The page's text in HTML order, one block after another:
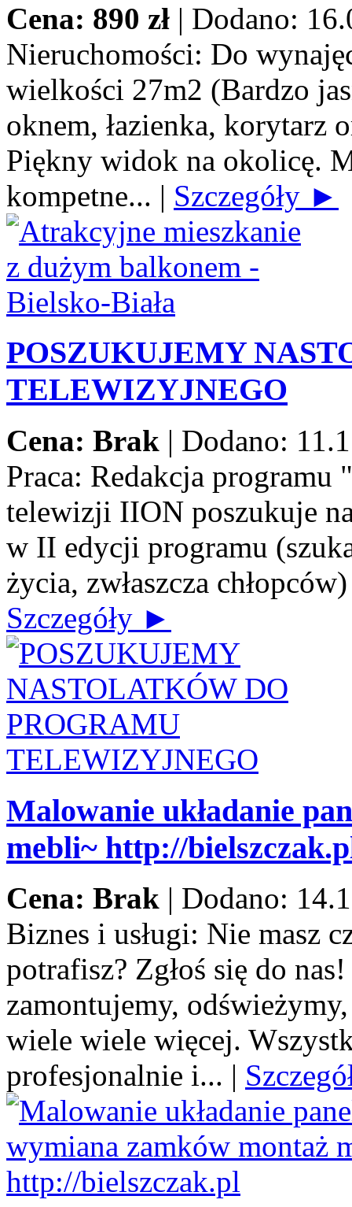
Cena: 890 zł | Dodano:
Nieruchomości: Do
wielkości 27m2 (Bardzo
oknem, łazienka, korytarz
Piękny widok na okolicę.
kompetne... | Szczegóły ►
POSZUKUJEMY
TELEWIZYJNEGO
Cena: Brak | Dodano:
Praca: Redakcja programu
telewizji IION poszukuje
w II edycji programu
życia, zwłaszcza
Szczegóły ►
Malowanie układanie
mebli~ http://
Cena: Brak | Dodano:
Biznes i usługi: Nie masz
potrafisz? Zgłoś się do
zamontujemy,
wiele wiele więcej.
profesjonalnie i... |